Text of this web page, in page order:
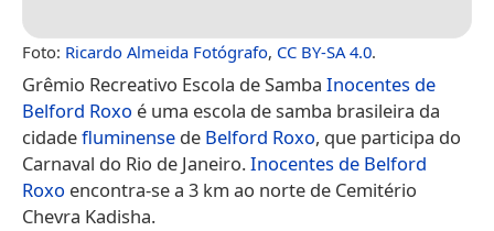
Foto: Ricardo Almeida Fotógrafo, CC BY-SA 4.0.
Grêmio Recreativo Escola de Samba Inocentes de
Belford Roxo é uma escola de samba brasileira da
cidadefluminense de Belford Roxo, que participa do
Carnaval do Rio de Janeiro.Inocentes de Belford
Roxo encontra-se a 3 km ao norte de Cemitério
Chevra Kadisha.